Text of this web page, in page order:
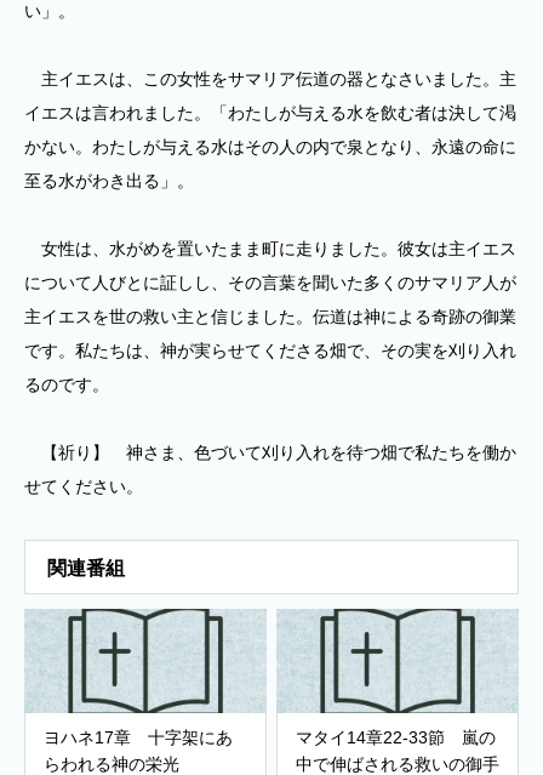
い」。
主イエスは、この女性をサマリア伝道の器となさいました。主
イエスは言われました。「わたしが与える水を飲む者は決して渇
かない。わたしが与える水はその人の内で泉となり、永遠の命に
至る水がわき出る」。
女性は、水がめを置いたまま町に走りました。彼女は主イエス
について人びとに証しし、その言葉を聞いた多くのサマリア人が
主イエスを世の救い主と信じました。伝道は神による奇跡の御業
です。私たちは、神が実らせてくださる畑で、その実を刈り入れ
るのです。
【祈り】 神さま、色づいて刈り入れを待つ畑で私たちを働か
せてください。
関連番組
ヨハネ17章 十字架にあ
らわれる神の栄光
マタイ14章22-33節 嵐の
中で伸ばされる救いの御手